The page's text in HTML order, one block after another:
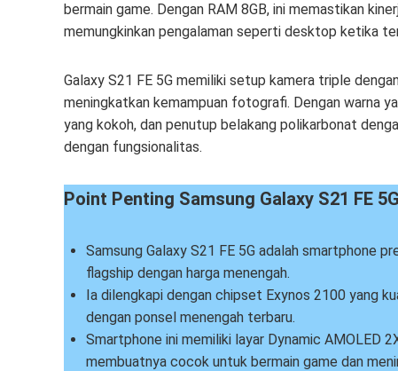
bermain game. Dengan RAM 8GB, ini memastikan
memungkinkan pengalaman seperti desktop ketika
Galaxy S21 FE 5G memiliki setup kamera triple
meningkatkan kemampuan fotografi. Dengan warna
yang kokoh, dan penutup belakang polikarbonat
dengan fungsionalitas.
Point Penting Samsung Galaxy S21 FE
Samsung Galaxy S21 FE 5G adalah smartphone
flagship dengan harga menengah.
Ia dilengkapi dengan chipset Exynos 2100 yang
dengan ponsel menengah terbaru.
Smartphone ini memiliki layar Dynamic AMOLED
membuatnya cocok untuk bermain game dan